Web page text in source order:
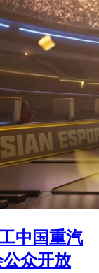
中国重汽
众开放